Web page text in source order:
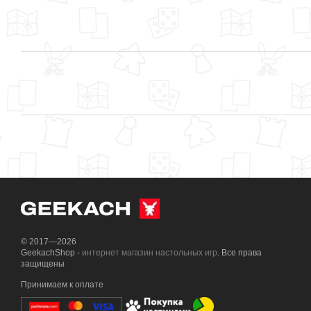
© 2017—2026
GeekachShop - интернет магазин настольных игр. Все права
защищены
Принимаем к оплате